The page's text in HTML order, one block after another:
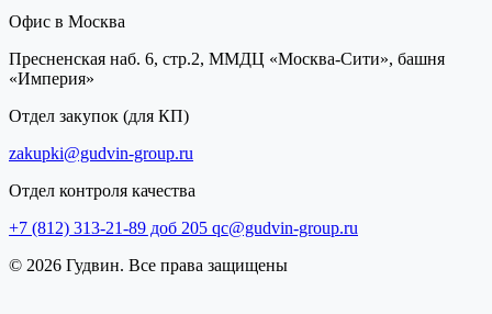
Офис в Москва
Пресненская наб. 6, стр.2, ММДЦ «Москва-Сити», башня
«Империя»
Отдел закупок (для КП)
zakupki@gudvin-group.ru
Отдел контроля качества
+7 (812) 313-21-89 доб 205 qc@gudvin-group.ru
© 2026 Гудвин. Все права защищены